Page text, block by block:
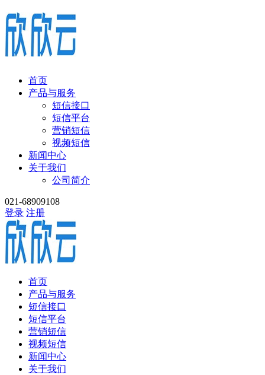
首页
产品与服务
短信接口
短信平台
营销短信
视频短信
新闻中心
关于我们
公司简介
021-68909108
登录 注册
首页
产品与服务
短信接口
短信平台
营销短信
视频短信
新闻中心
关于我们